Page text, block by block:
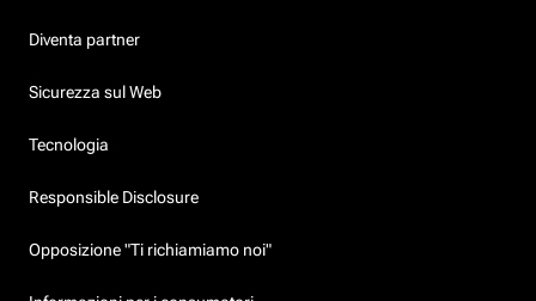
Diventa partner
Sicurezza sul Web
Tecnologia
Responsible Disclosure
Opposizione "Ti richiamiamo noi"